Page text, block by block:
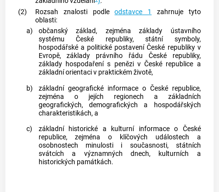
(2)
Rozsah znalosti podleodstavce 1
zahrnuje tyto
oblasti:
a)
občanský základ, zejména základy ústavního
systému České republiky, státní symboly,
hospodářské a politické postavení České republiky v
Evropě, základy právního řádu České republiky,
základy hospodaření s penězi v České republice a
základní orientaci v praktickém životě,
b)
základní geografické informace o České republice,
zejména o jejích regionech a základních
geografických, demografických a hospodářských
charakteristikách, a
c)
základní historické a kulturní informace o České
republice, zejména o klíčových událostech a
osobnostech minulosti i současnosti, státních
svátcích a významných dnech, kulturních a
historických památkách.